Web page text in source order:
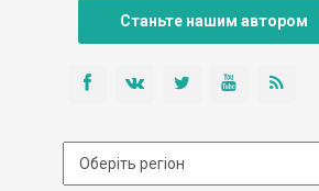
Станьте нашим автором